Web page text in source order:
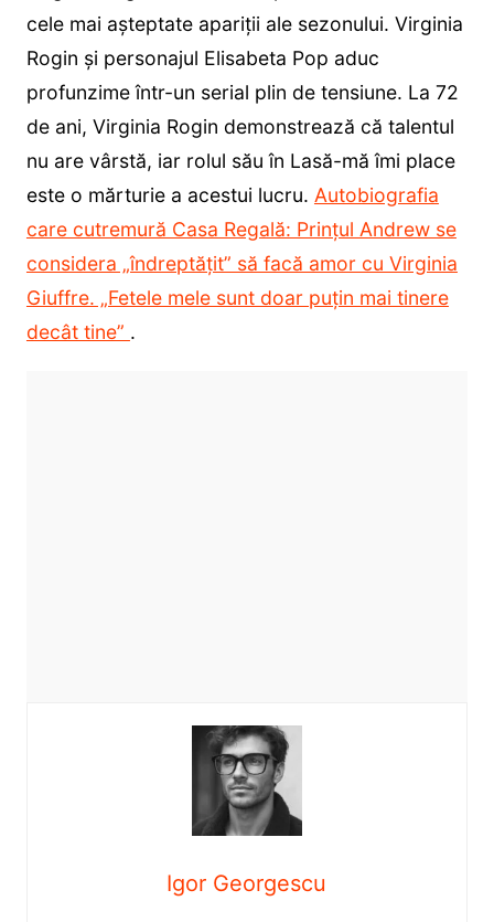
cele mai așteptate apariții ale sezonului. Virginia
Rogin și personajul Elisabeta Pop aduc
profunzime într-un serial plin de tensiune. La 72
de ani, Virginia Rogin demonstrează că talentul
nu are vârstă, iar rolul său în Lasă-mă îmi place
este o mărturie a acestui lucru. Autobiografia
care cutremură Casa Regală: Prințul Andrew se
considera „îndreptățit” să facă amor cu Virginia
Giuffre. „Fetele mele sunt doar puțin mai tinere
decât tine” .
Igor Georgescu